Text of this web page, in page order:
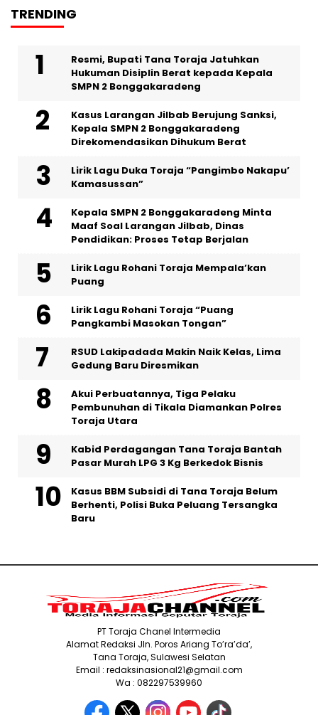
TRENDING
Resmi, Bupati Tana Toraja Jatuhkan
Hukuman Disiplin Berat kepada Kepala
SMPN 2 Bonggakaradeng
Kasus Larangan Jilbab Berujung Sanksi,
Kepala SMPN 2 Bonggakaradeng
Direkomendasikan Dihukum Berat
Lirik Lagu Duka Toraja “Pangimbo Nakapu’
Kamasussan”
Kepala SMPN 2 Bonggakaradeng Minta
Maaf Soal Larangan Jilbab, Dinas
Pendidikan: Proses Tetap Berjalan
Lirik Lagu Rohani Toraja Mempala’kan
Puang
Lirik Lagu Rohani Toraja “Puang
Pangkambi Masokan Tongan”
RSUD Lakipadada Makin Naik Kelas, Lima
Gedung Baru Diresmikan
Akui Perbuatannya, Tiga Pelaku
Pembunuhan di Tikala Diamankan Polres
Toraja Utara
Kabid Perdagangan Tana Toraja Bantah
Pasar Murah LPG 3 Kg Berkedok Bisnis
Kasus BBM Subsidi di Tana Toraja Belum
Berhenti, Polisi Buka Peluang Tersangka
Baru
PT Toraja Chanel Intermedia
Alamat Redaksi Jln. Poros Ariang To’ra’da’,
Tana Toraja, Sulawesi Selatan
Email : redaksinasional21@gmail.com
Wa : 082297539960